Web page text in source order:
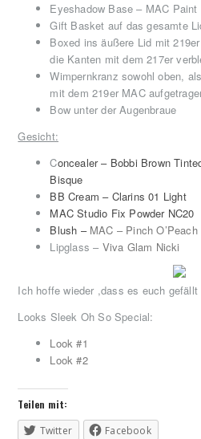
Eyeshadow Base – MAC
Gift Basket auf das gesamte
Boxed ins äußere Lid mit
die Kanten mit dem 217er
Wimpernkranz sowohl oben,
mit dem 219er MAC
Bow unter der Augenbraue
Gesicht:
Concealer – Bobbi Brown
Bisque
BB Cream – Clarins 01 Light
MAC Studio Fix Powder NC20
Blush – MAC – Pinch O’Peach
Lipglass – Viva Glam Nicki
Ich hoffe wieder ,dass es euch gefällt
Looks Sleek Oh So Special:
Look #1
Look #2
Teilen mit:
Twitter
Facebook